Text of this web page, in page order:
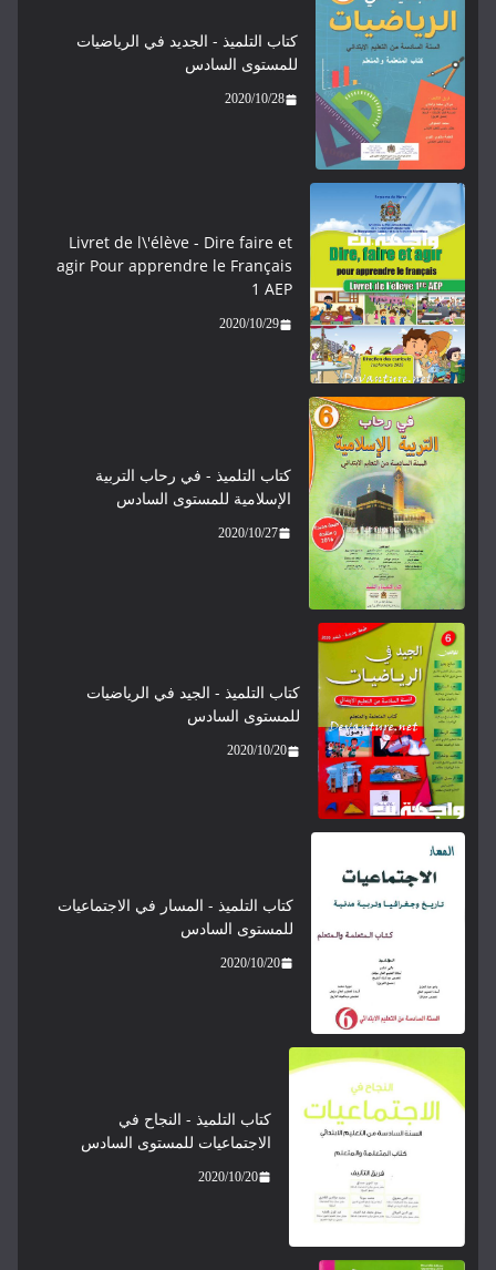
كتاب التلميذ - الجديد في الرياضيات
للمستوى السادس
2020/10/28
Livret de l\'élève - ​​​Dire faire et
agir Pour apprendre le Français
1 AEP
2020/10/29
كتاب التلميذ - في رحاب التربية
الإسلامية للمستوى السادس
2020/10/27
كتاب التلميذ - الجيد في الرياضيات
للمستوى السادس
2020/10/20
كتاب التلميذ - المسار في الاجتماعيات
للمستوى السادس
2020/10/20
كتاب التلميذ - النجاح في
الاجتماعيات للمستوى السادس
2020/10/20